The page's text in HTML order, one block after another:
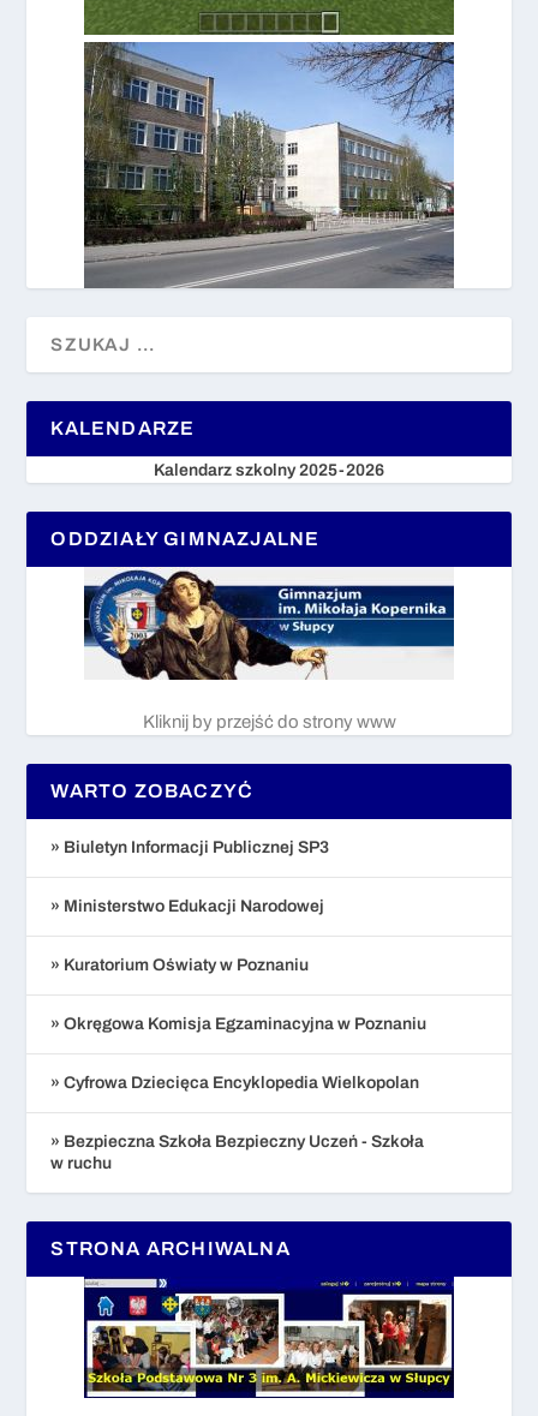
KALENDARZE
Kalendarz szkolny 2025-2026
ODDZIAŁY GIMNAZJALNE
Kliknij by przejść do strony www
WARTO ZOBACZYĆ
» Biuletyn Informacji Publicznej SP3
» Ministerstwo Edukacji Narodowej
» Kuratorium Oświaty w Poznaniu
» Okręgowa Komisja Egzaminacyjna w Poznaniu
» Cyfrowa Dziecięca Encyklopedia Wielkopolan
» Bezpieczna Szkoła Bezpieczny Uczeń - Szkoła
w ruchu
STRONA ARCHIWALNA